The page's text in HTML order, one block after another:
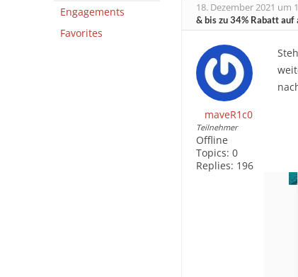
Engagements
Favorites
18. Dezember 2021 um
& bis zu 34% Rabatt
maveR1c0
Teilnehmer
Offline
Topics: 0
Replies: 196